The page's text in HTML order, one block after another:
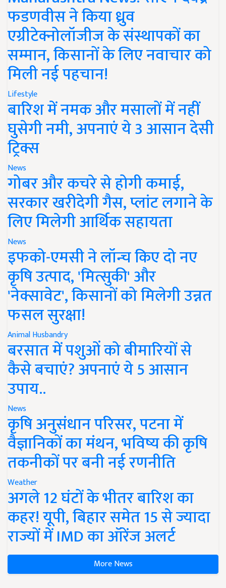
फडणवीस ने किया ध्रुव
एग्रीटेक्नोलॉजीज के संस्थापकों का
सम्मान, किसानों के लिए नवाचार को
मिली नई पहचान!
Lifestyle
बारिश में नमक और मसालों में नहीं
घुसेगी नमी, अपनाएं ये 3 आसान देसी
ट्रिक्स
News
गोबर और कचरे से होगी कमाई,
सरकार खरीदेगी गैस, प्लांट लगाने के
लिए मिलेगी आर्थिक सहायता
News
इफको-एमसी ने लॉन्च किए दो नए
कृषि उत्पाद, 'मित्सुकी' और
'नेक्सावेट', किसानों को मिलेगी उन्नत
फसल सुरक्षा!
Animal Husbandry
बरसात में पशुओं को बीमारियों से
कैसे बचाएं? अपनाएं ये 5 आसान
उपाय..
News
कृषि अनुसंधान परिसर, पटना में
वैज्ञानिकों का मंथन, भविष्य की कृषि
तकनीकों पर बनी नई रणनीति
Weather
अगले 12 घंटों के भीतर बारिश का
कहर! यूपी, बिहार समेत 15 से ज्यादा
राज्यों में IMD का ऑरेंज अलर्ट
More News